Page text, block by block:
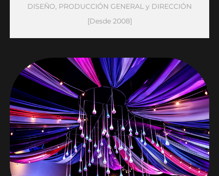
DISEÑO, PRODUCCIÓN GENERAL y DIRECCIÓN
[Desde 2008]